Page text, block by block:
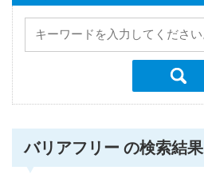
バリアフリー の検索結果